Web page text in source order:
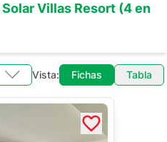
Solar Villas Resort (4en
Vista: Fichas Tabla